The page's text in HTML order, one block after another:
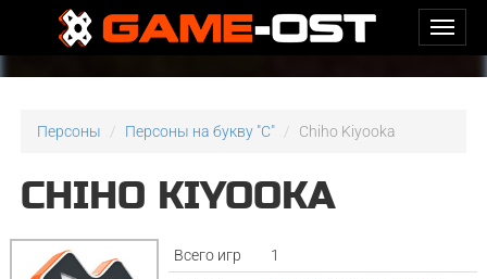
Персоны Персоны на букву "C" Chiho Kiyooka
CHIHO KIYOOKA
Всего игр
1